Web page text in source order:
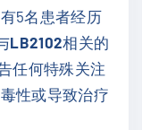
5名患者经历
LB2102相关的
任何特殊关注
性或导致治疗